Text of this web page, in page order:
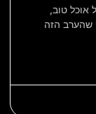
אוכל טוב,
שהערב הזה